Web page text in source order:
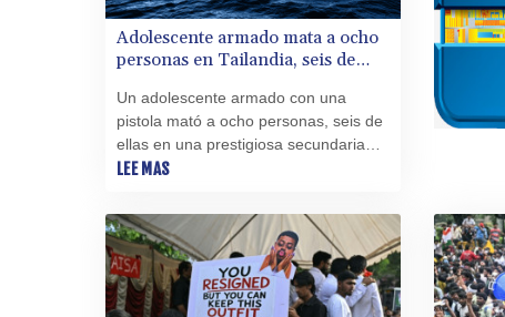
Adolescente armado mata a ocho
personas en Tailandia, seis de
Un adolescente armado con una
pistola mató a ocho personas, seis de
ellas en una prestigiosa secundaria
cerca de Bangkok, informaron este
tailandesas.
LEE MAS